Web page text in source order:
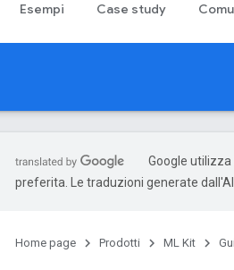
Esempi Case study
Google
preferita. Le traduzioni generate
Home page Prodotti ML Kit